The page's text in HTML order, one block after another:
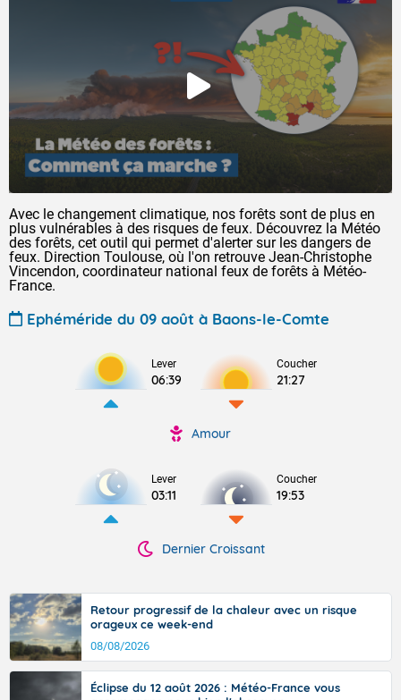
Avec le changement climatique, nos forêts sont de plus en
plus vulnérables à des risques de feux. Découvrez la Météo
des forêts, cet outil qui permet d'alerter sur les dangers de
feux. Direction Toulouse, où l'on retrouve Jean-Christophe
Vincendon, coordinateur national feux de forêts à Météo-
France.
Ephéméride du 09 août à Baons-le-Comte
Lever
06:39
Coucher
21:27
Amour
Lever
03:11
Coucher
19:53
Dernier Croissant
Retour progressif de la chaleur avec un risque
orageux ce week-end
08/08/2026
Éclipse du 12 août 2026 : Météo-France vous